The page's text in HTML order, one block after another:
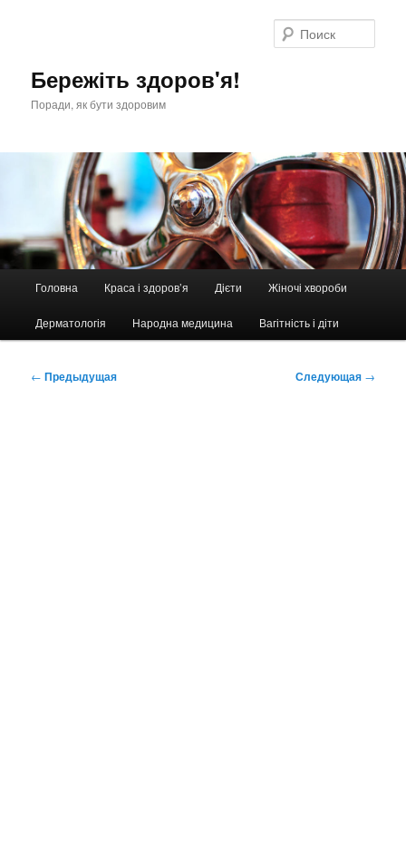
Бережіть здоров'я!
Поради, як бути здоровим
Головна Краса і здоров’я Дієти Жіночі хвороби
Дерматологія Народна медицина Вагітність і діти
Навигация
← Предыдущая Следующая →